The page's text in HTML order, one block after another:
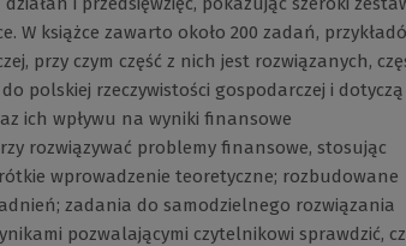
książce zawarto około 200 zadań,
przy czym część z nich jest rozwiązanych,
polskiej rzeczywistości gospodarczej i dotyczą
ich wpływu na wyniki finansowe
rozwiązywać problemy finansowe, stosując
wprowadzenie teoretyczne; rozbudowane
zadania do samodzielnego rozwiązania
pozwalającymi czytelnikowi sprawdzić,